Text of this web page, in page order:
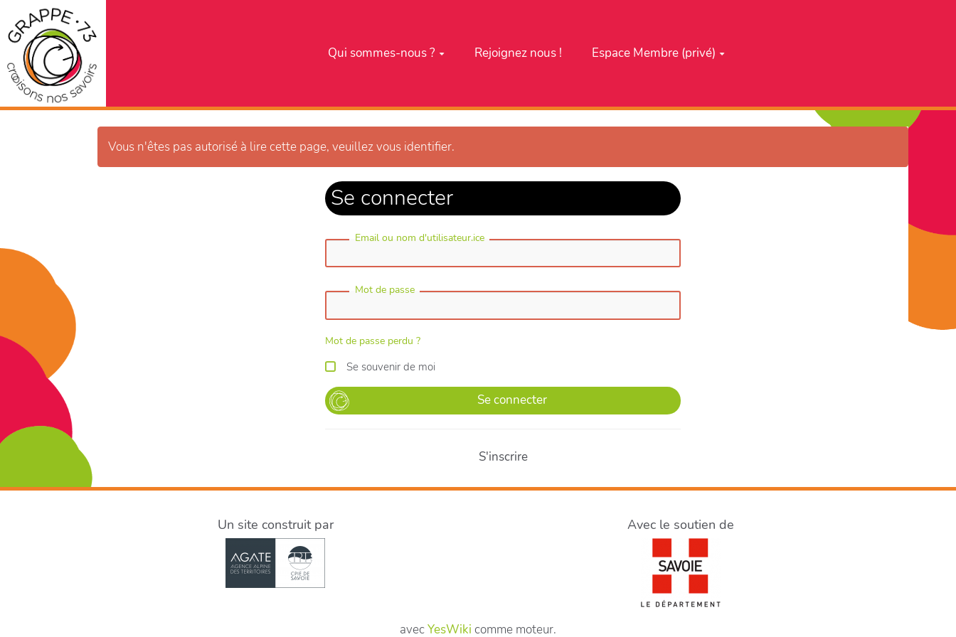
Qui sommes-nous ? Rejoignez nous ! Espace Membre (privé)
Vous n'êtes pas autorisé à lire cette page, veuillez vous identifier.
Se connecter
Email ou nom d'utilisateur.ice
Mot de passe
Mot de passe perdu ?
Se souvenir de moi
Se connecter
S'inscrire
Un site construit par Avec le soutien de
avecYesWiki comme moteur.